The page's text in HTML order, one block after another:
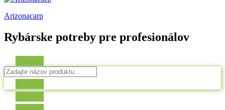
Arizonacarp
Rybárske potreby pre profesionálov